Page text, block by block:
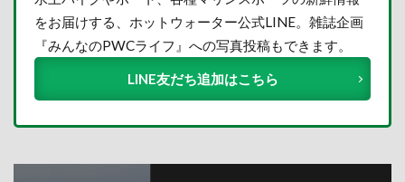
をお届けする、ホットウォーター公式LINE。雑誌企画
『みんなのPWCライフ』への写真投稿もできます。
LINE友だち追加はこちら